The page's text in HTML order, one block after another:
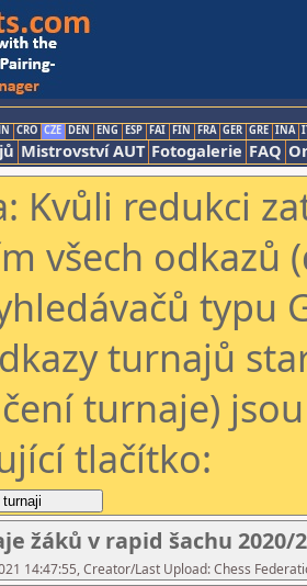
CRO CZE DEN ENG ESP FAI FIN FRA GER GRE INA
Mistrovství AUT Fotogalerie FAQ
Kvůli redukci
všech odkazů
typu
turnajů
turnaje)
tlačítko:
žáků v rapid šachu 2020/
14:47:55, Creator/Last Upload: Chess